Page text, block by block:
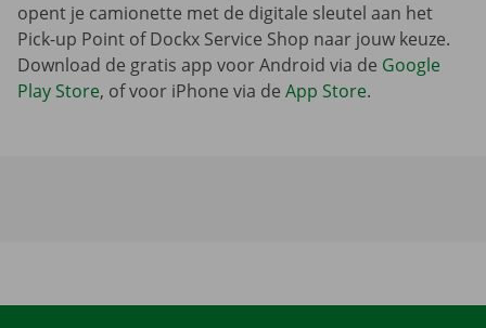
opent je camionette met de digitale sleutel aan het
Pick-up Point of Dockx Service Shop naar jouw keuze.
Download de gratis app voor Android via de Google
Play Store, of voor iPhone via de App Store.